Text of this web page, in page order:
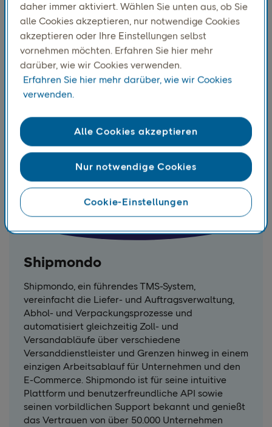
Vereinfachen Sie Ihre Versandabläufe mit
Plattformen für mehrere Versanddienstleister, mit
denen Sie PostNord und andere
Versanddienstleister hinzufügen können. Verwalten
Sie Buchungen, Etiketten und Sendungsverfolgung
für alle Ihre Lieferungen an einem Ort.
Shipmondo
Shipmondo, ein führendes TMS-System,
vereinfacht die Liefer- und Auftragsverwaltung,
Abhol- und Verpackungsprozesse und
automatisiert gleichzeitig Zoll- und
Versandabläufe über verschiedene
Versanddienstleister und Grenzen hinweg in einem
einzigen Arbeitsablauf für Unternehmen und den
E-Commerce. Shipmondo ist für seine intuitive
Plattform und benutzerfreundliche API sowie
seinen vorbildlichen Support bekannt und genießt
das Vertrauen von über 50.000 Unternehmen
daher immer aktiviert. Wählen Sie unten aus, ob Sie
alle Cookies akzeptieren, nur notwendige Cookies
akzeptieren oder Ihre Einstellungen selbst
vornehmen möchten. Erfahren Sie hier mehr
darüber, wie wir Cookies verwenden.
Erfahren Sie hier mehr darüber, wie wir Cookies
verwenden.
Cookie-Einstellungen
Nur notwendige Cookies
Alle Cookies akzeptieren